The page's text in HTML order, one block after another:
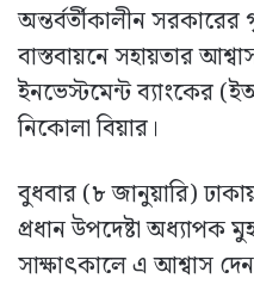
অন্তর্বর্তীকালীন
বাস্তবায়নে সহায়তার
ইনভেস্টমেন্ট ব্যাংকের
নিকোলা বিয়ার।
বুধবার (৮ জানুয়ারি)
প্রধান উপদেষ্টা অধ্যাপক
সাক্ষাৎকালে এ আশ্বাস